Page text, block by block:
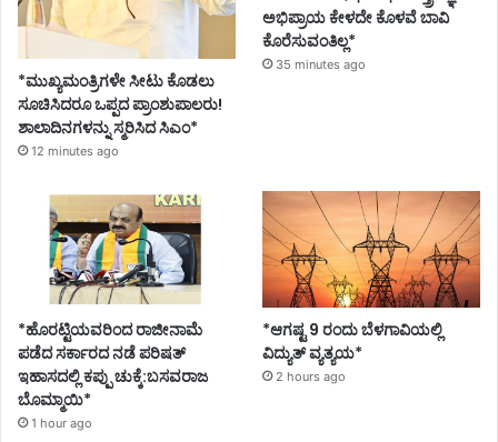
*ಮುಖ್ಯಮಂತ್ರಿಗಳೇ ಸೀಟು ಕೊಡಲು
ಸೂಚಿಸಿದರೂ ಒಪ್ಪದ ಪ್ರಾಂಶುಪಾಲರು!
ಶಾಲಾದಿನಗಳನ್ನು ಸ್ಮರಿಸಿದ ಸಿಎಂ*
12 minutes ago
ಅಭಿಪ್ರಾಯ ಕೇಳದೇ ಕೊಳವೆ ಬಾವಿ
ಕೊರೆಸುವಂತಿಲ್ಲ*
35 minutes ago
*ಹೊರಟ್ಟಿಯವರಿಂದ ರಾಜೀನಾಮೆ
ಪಡೆದ ಸರ್ಕಾರದ ನಡೆ ಪರಿಷತ್
ಇಹಾಸದಲ್ಲಿ ಕಪ್ಪು ಚುಕ್ಕೆ:ಬಸವರಾಜ
ಬೊಮ್ಮಾಯಿ*
1 hour ago
*ಆಗಷ್ಟ 9 ರಂದು ಬೆಳಗಾವಿಯಲ್ಲಿ
ವಿದ್ಯುತ್ ವ್ಯತ್ಯಯ*
2 hours ago